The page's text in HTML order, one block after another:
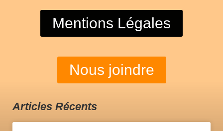
Mentions Légales
Nous joindre
Articles Récents